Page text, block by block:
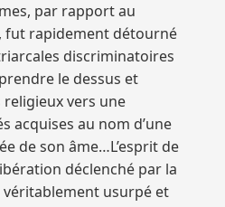
par rapport au
fut rapidement détourné
discriminatoires
le dessus et
religieux vers une
acquises au nom d’une
de son âme…L’esprit de
déclenché par la
usurpé et